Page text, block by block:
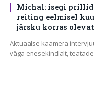
Michal: isegi
reiting eelmisel
järsku korras
Aktuaalse kaamera
väga enesekindlalt,